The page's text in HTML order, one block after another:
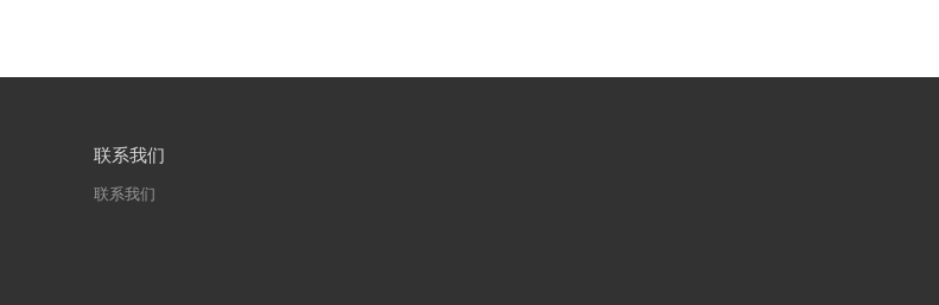
联系我们
联系我们